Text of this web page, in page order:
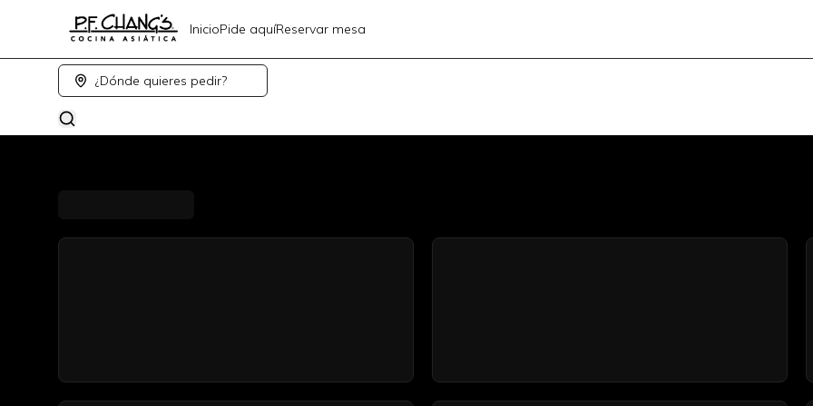
InicioPide aquíReservar mesa
¿Dónde quieres pedir?